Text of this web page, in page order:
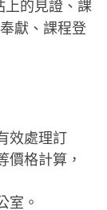
上的見證、課
獻、課程登
效處理訂
價格計算，
室。